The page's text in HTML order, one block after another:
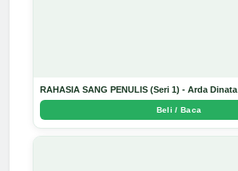
RAHASIA SANG PENULIS (Seri 1) - Arda Dinata
Beli / Baca